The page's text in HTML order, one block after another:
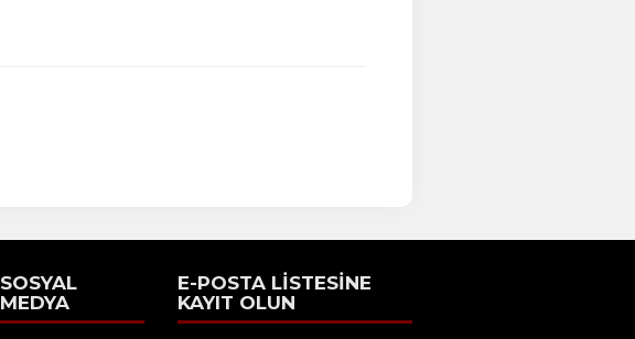
SOSYAL
MEDYA
E-POSTA LİSTESİNE
KAYIT OLUN